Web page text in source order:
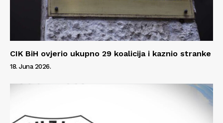
CIK BiH ovjerio ukupno 29 koalicija i kaznio stranke
18. Juna 2026.